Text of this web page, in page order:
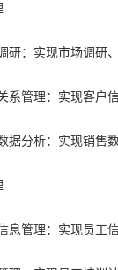
研：实现市场调研
系管理：实现客户
据分析：实现销售
息管理：实现员工